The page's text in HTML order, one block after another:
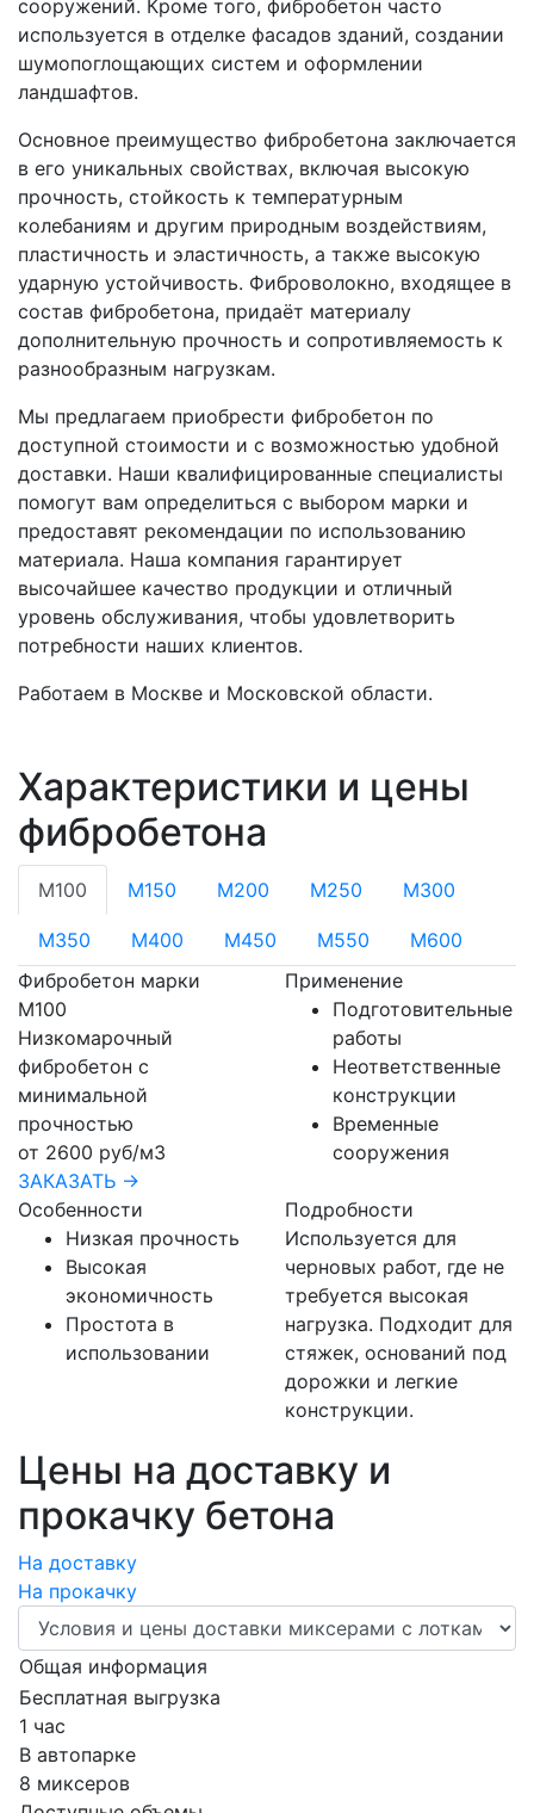
сооружений. Кроме того, фибробетон часто
используется в отделке фасадов зданий, создании
шумопоглощающих систем и оформлении
ландшафтов.
Основное преимущество фибробетона заключается
в его уникальных свойствах, включая высокую
прочность, стойкость к температурным
колебаниям и другим природным воздействиям,
пластичность и эластичность, а также высокую
ударную устойчивость. Фиброволокно, входящее в
состав фибробетона, придаёт материалу
дополнительную прочность и сопротивляемость к
разнообразным нагрузкам.
Мы предлагаем приобрести фибробетон по
доступной стоимости и с возможностью удобной
доставки. Наши квалифицированные специалисты
помогут вам определиться с выбором марки и
предоставят рекомендации по использованию
материала. Наша компания гарантирует
высочайшее качество продукции и отличный
уровень обслуживания, чтобы удовлетворить
потребности наших клиентов.
Работаем в Москве и Московской области.
Характеристики и цены
фибробетона
М100 М150 М200 М250 М300
М350 М400 М450 М550
М600
Фибробетон марки
М100
Низкомарочный
фибробетон с
минимальной
прочностью
от 2600 руб/м3
ЗАКАЗАТЬ →
Применение
Подготовительные
работы
Неответственные
конструкции
Временные
сооружения
Особенности
Низкая прочность
Высокая
экономичность
Простота в
использовании
Подробности
Используется для
черновых работ, где не
требуется высокая
нагрузка. Подходит для
стяжек, оснований под
дорожки и легкие
конструкции.
Цены на доставку и
прокачку бетона
На доставку
На прокачку
Общая информация
Бесплатная выгрузка
1 час
В автопарке
8 миксеров